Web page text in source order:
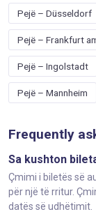
Pejë – Düsseldorf
Pejë – Frankfurt
Pejë – Ingolstadt
Pejë – Mannheim
Frequently
Sa kushton
Çmimi i biletës së
për një të rritur.
datës së udhëtimit.